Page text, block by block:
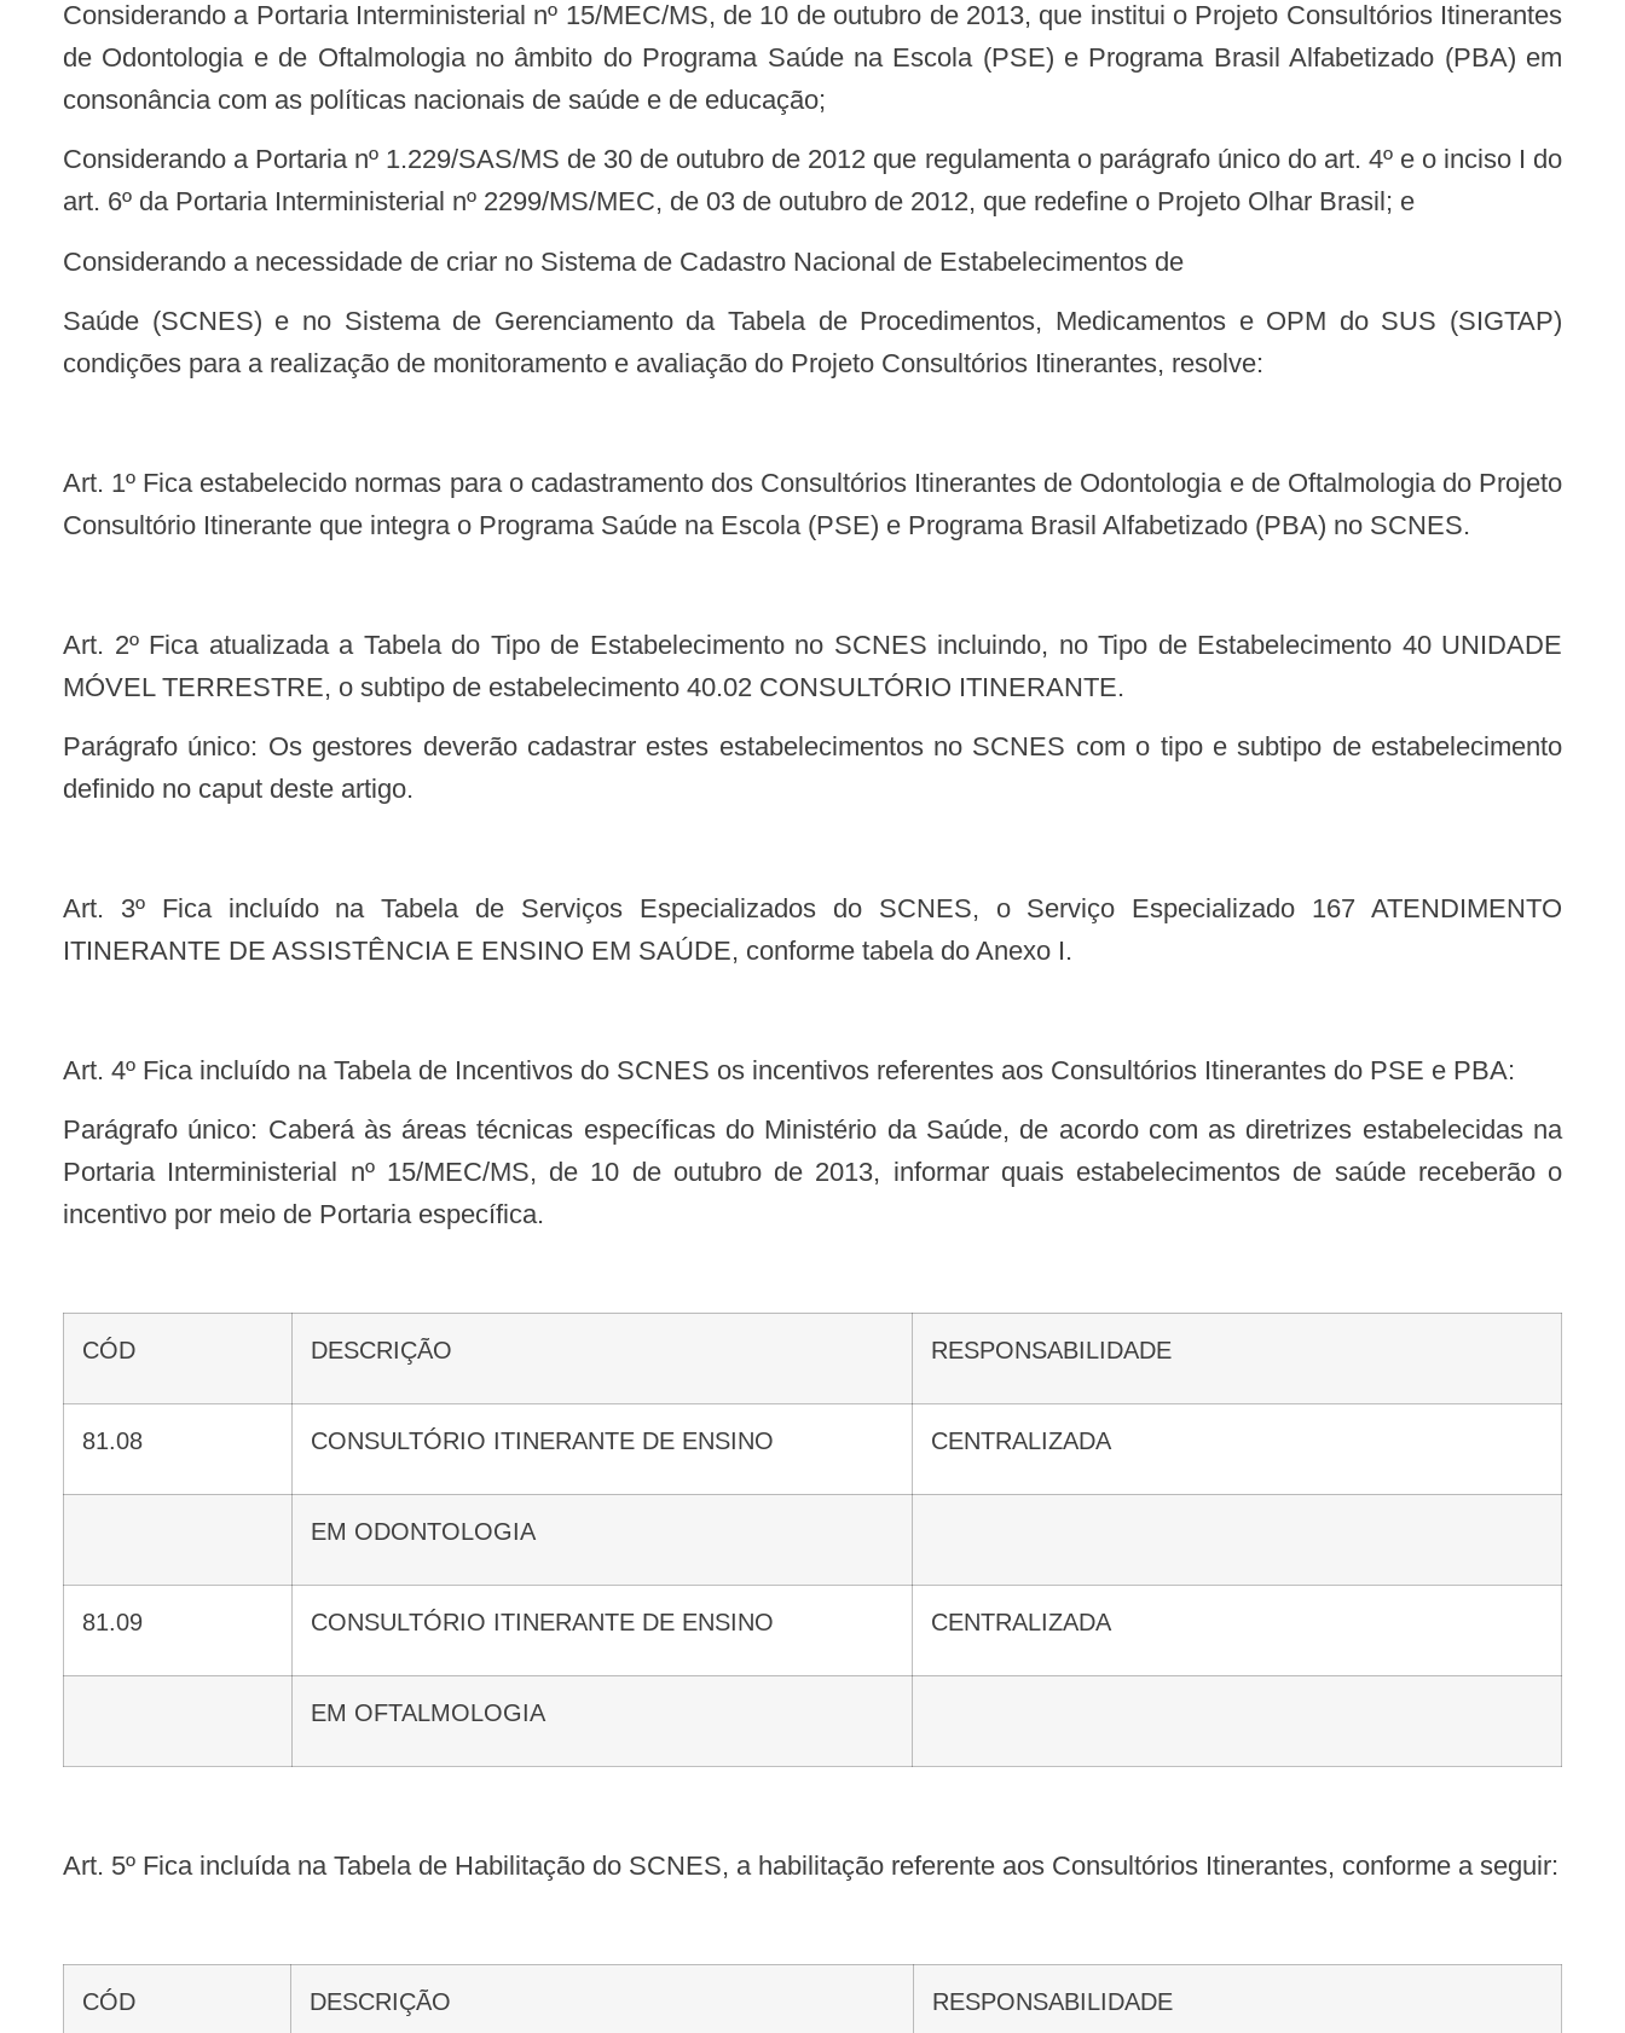
Considerando a Portaria Interministerial nº 15/MEC/MS, de 10 de outubro de 2013, que institui o Projeto Consultórios Itinerantes
de Odontologia e de Oftalmologia no âmbito do Programa Saúde na Escola (PSE) e Programa Brasil Alfabetizado (PBA) em
consonância com as políticas nacionais de saúde e de educação;
Considerando a Portaria nº 1.229/SAS/MS de 30 de outubro de 2012 que regulamenta o parágrafo único do art. 4º e o inciso I do
art. 6º da Portaria Interministerial nº 2299/MS/MEC, de 03 de outubro de 2012, que redefine o Projeto Olhar Brasil; e
Considerando a necessidade de criar no Sistema de Cadastro Nacional de Estabelecimentos de
Saúde (SCNES) e no Sistema de Gerenciamento da Tabela de Procedimentos, Medicamentos e OPM do SUS (SIGTAP)
condições para a realização de monitoramento e avaliação do Projeto Consultórios Itinerantes, resolve:
Art. 1º Fica estabelecido normas para o cadastramento dos Consultórios Itinerantes de Odontologia e de Oftalmologia do Projeto
Consultório Itinerante que integra o Programa Saúde na Escola (PSE) e Programa Brasil Alfabetizado (PBA) no SCNES.
Art. 2º Fica atualizada a Tabela do Tipo de Estabelecimento no SCNES incluindo, no Tipo de Estabelecimento 40 UNIDADE
MÓVEL TERRESTRE, o subtipo de estabelecimento 40.02 CONSULTÓRIO ITINERANTE.
Parágrafo único: Os gestores deverão cadastrar estes estabelecimentos no SCNES com o tipo e subtipo de estabelecimento
definido no caput deste artigo.
Art. 3º Fica incluído na Tabela de Serviços Especializados do SCNES, o Serviço Especializado 167 ATENDIMENTO
ITINERANTE DE ASSISTÊNCIA E ENSINO EM SAÚDE, conforme tabela do Anexo I.
Art. 4º Fica incluído na Tabela de Incentivos do SCNES os incentivos referentes aos Consultórios Itinerantes do PSE e PBA:
Parágrafo único: Caberá às áreas técnicas específicas do Ministério da Saúde, de acordo com as diretrizes estabelecidas na
Portaria Interministerial nº 15/MEC/MS, de 10 de outubro de 2013, informar quais estabelecimentos de saúde receberão o
incentivo por meio de Portaria específica.
CÓD DESCRIÇÃO RESPONSABILIDADE
81.08 CONSULTÓRIO ITINERANTE DE ENSINO CENTRALIZADA
EM ODONTOLOGIA
81.09 CONSULTÓRIO ITINERANTE DE ENSINO CENTRALIZADA
EM OFTALMOLOGIA
Art. 5º Fica incluída na Tabela de Habilitação do SCNES, a habilitação referente aos Consultórios Itinerantes, conforme a seguir:
CÓD DESCRIÇÃO RESPONSABILIDADE